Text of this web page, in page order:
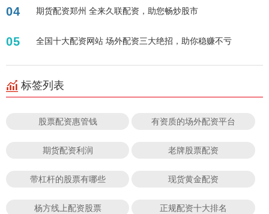
04 期货配资郑州 全来久联配资，助您畅炒股市
05 全国十大配资网站 场外配资三大绝招，助你稳赚不亏
标签列表
股票配资惠管钱 有资质的场外配资平台
期货配资利润 老牌股票配资
带杠杆的股票有哪些 现货黄金配资
杨方线上配资股票 正规配资十大排名